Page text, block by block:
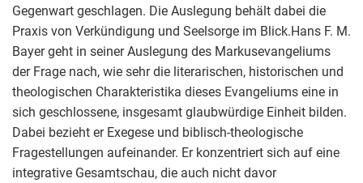
Gegenwart geschlagen. Die Auslegung behält dabei die
Praxis von Verkündigung und Seelsorge im Blick.Hans F. M.
Bayer geht in seiner Auslegung des Markusevangeliums
der Frage nach, wie sehr die literarischen, historischen und
theologischen Charakteristika dieses Evangeliums eine in
sich geschlossene, insgesamt glaubwürdige Einheit bilden.
Dabei bezieht er Exegese und biblisch-theologische
Fragestellungen aufeinander. Er konzentriert sich auf eine
integrative Gesamtschau, die auch nicht davor